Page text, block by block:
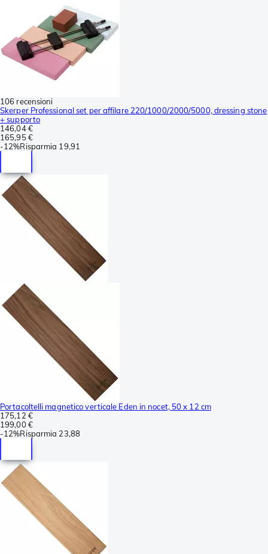
106 recensioni
Skerper Professional set per affilare 220/1000/2000/5000, dressing stone
+ supporto
146,04 €
165,95 €
-12%Risparmia 19,91
Portacoltelli magnetico verticale Eden in nocet, 50 x 12 cm
175,12 €
199,00 €
-12%Risparmia 23,88